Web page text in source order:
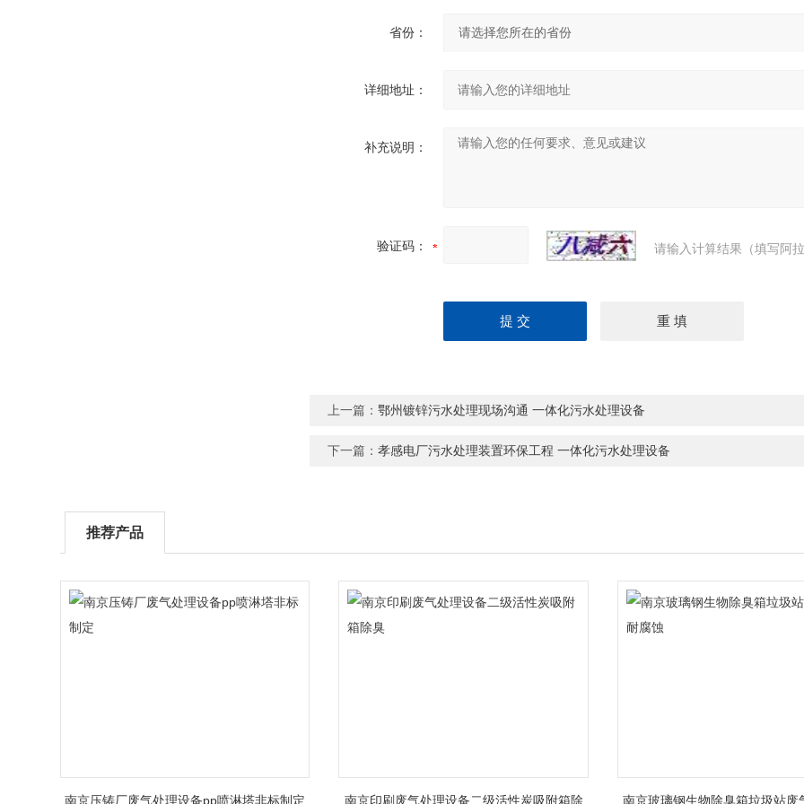
省份：
详细地址：
补充说明：
验证码： 请输入计算结果（填写阿
上一篇：鄂州镀锌污水处理现场沟通 一体化污水处理设备
下一篇：孝感电厂污水处理装置环保工程 一体化污水处理设备
推荐产品
南京压铸厂废气处理设备pp喷淋塔非标制定 南京印刷废气处理设备二级活性炭吸附箱除 南京玻璃钢生物除臭箱垃圾站废